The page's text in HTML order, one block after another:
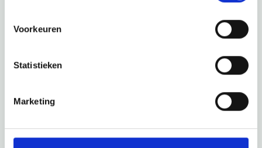
Voorkeuren
Statistieken
Marketing
Websites an, um zu sehen, was diese wunderschöne
Umgebung noch zu bieten hat.